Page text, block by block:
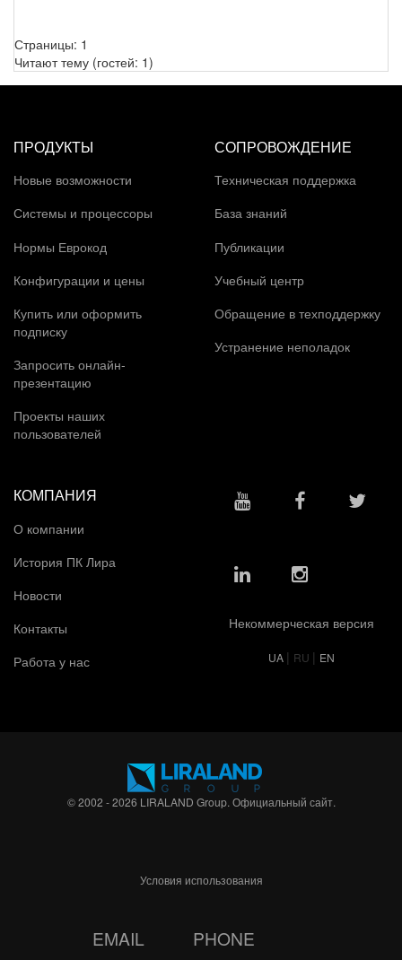
Страницы: 1
Читают тему (гостей: 1)
ПРОДУКТЫ
Новые возможности
Системы и процессоры
Нормы Еврокод
Конфигурации и цены
Купить или оформить
подписку
Запросить онлайн-
презентацию
Проекты наших
пользователей
СОПРОВОЖДЕНИЕ
Техническая поддержка
База знаний
Публикации
Учебный центр
Обращение в техподдержку
Устранение неполадок
КОМПАНИЯ
О компании
История ПК Лира
Новости
Контакты
Работа у нас
Некоммерческая версия
UA | RU | EN
© 2002 - 2026 LIRALAND Group. Официальный сайт.
Условия использования
EMAIL PHONE